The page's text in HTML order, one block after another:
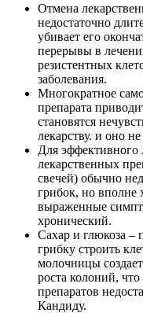
Отмена
недостаточно
убивает его
перерывы в
резистентных
заболевания.
Многократное
препарата
становятся
лекарству. и оно
Для эффективного
лекарственных
свечей) обычно
грибок, но вполне
выраженные
хронический.
Сахар и глюкоза –
грибку строить
молочницы
роста колоний,
препаратов
Кандиду.